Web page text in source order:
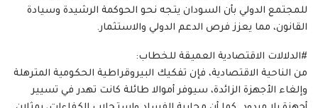
للمجتمع الدولي بأن السودان يتجه نحو الحوكمة الرشيدة وسيادة
القانون، مما يعزز فرص الدعم الدولي والاستثمار.
#الدلالات الاقتصادية العميقة للخطاب:
من الناحية الاقتصادية، فإن تفكيك البيروقراطية الحكومية المترهلة
وإلغاء الأجهزة الزائدة، سيوفر أموالا طائلة كانت تهدر في تسيير